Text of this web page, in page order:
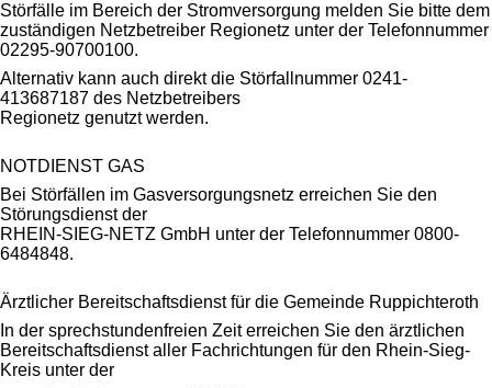
Störfälle im Bereich der Stromversorgung melden Sie bitte dem
zuständigen Netzbetreiber Regionetz unter der Telefonnummer
02295-90700100.
Alternativ kann auch direkt die Störfallnummer 0241-
413687187 des Netzbetreibers
Regionetz genutzt werden.
NOTDIENST GAS
Bei Störfällen im Gasversorgungsnetz erreichen Sie den
Störungsdienst der
RHEIN-SIEG-NETZ GmbH unter der Telefonnummer 0800-
6484848.
Ärztlicher Bereitschaftsdienst für die Gemeinde Ruppichteroth
In der sprechstundenfreien Zeit erreichen Sie den ärztlichen
Bereitschaftsdienst aller Fachrichtungen für den Rhein-Sieg-
Kreis unter der